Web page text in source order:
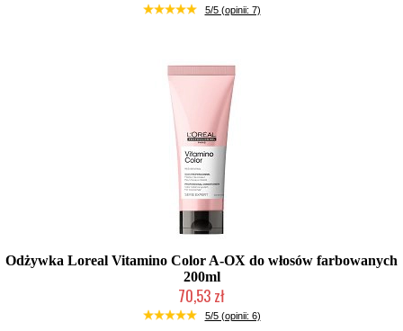
Duża ilość (wysyłka w 24h)
5/5 (opinii: 7)
Odżywka Loreal Vitamino Color A-OX do włosów farbowanych
200ml
70,53 zł
Duża ilość (wysyłka w 24h)
5/5 (opinii: 6)